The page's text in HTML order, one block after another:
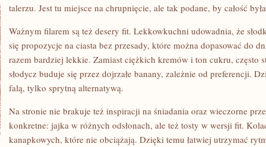
talerzu. Jest tu miejsce na chrupnięcie, ale tak podane, by całość
Ważnym filarem są też desery fit. Lekkowkuchni udowadnia, że
się propozycje na ciasta bez przesady, które można dopasować do
razem bardziej lekkie. Zamiast ciężkich kremów i ton cukru, często
słodycz buduje się przez dojrzałe banany, zależnie od preferencji.
falą, tylko sprytną alternatywą.
Na stronie nie brakuje też inspiracji na śniadania oraz wieczorne
konkretne: jajka w różnych odsłonach, ale też tosty w wersji fit.
kanapkowych, które nie obciążają. Dzięki temu łatwiej utrzymać